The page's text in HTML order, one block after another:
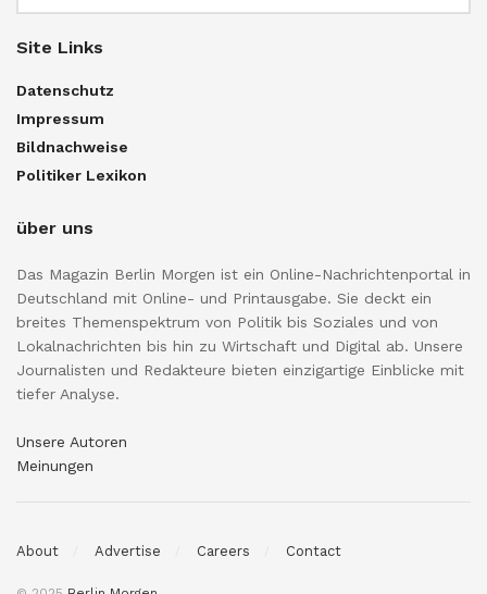
Site Links
Datenschutz
Impressum
Bildnachweise
Politiker Lexikon
über uns
Das Magazin Berlin Morgen ist ein Online-Nachrichtenportal in
Deutschland mit Online- und Printausgabe. Sie deckt ein
breites Themenspektrum von Politik bis Soziales und von
Lokalnachrichten bis hin zu Wirtschaft und Digital ab. Unsere
Journalisten und Redakteure bieten einzigartige Einblicke mit
tiefer Analyse.
Unsere Autoren
Meinungen
About Advertise Careers Contact